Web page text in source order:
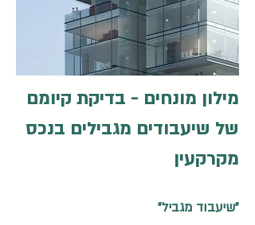
מילון מונחים - בדיקת קיומם
של שיעבודים מגבילים בנכס
מקרקעין
"שיעבוד מגביל"